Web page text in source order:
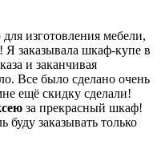
изготовления мебели,
заказывала шкаф-купе в
и заканчивая
Все было сделано очень
ещё скидку сделали!
за прекрасный шкаф!
буду заказывать только